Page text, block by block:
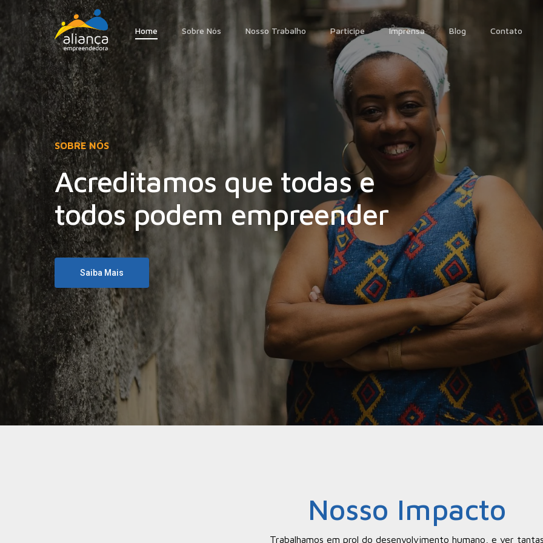
to
main
content
Home Sobre Nós Nosso Trabalho Participe Imprensa Blog Contato
SOBRE NÓS
Acreditamos que todas e
todos podem empreender
Saiba Mais
Nosso Impacto
Trabalhamos em prol do desenvolvimento humano, e ver